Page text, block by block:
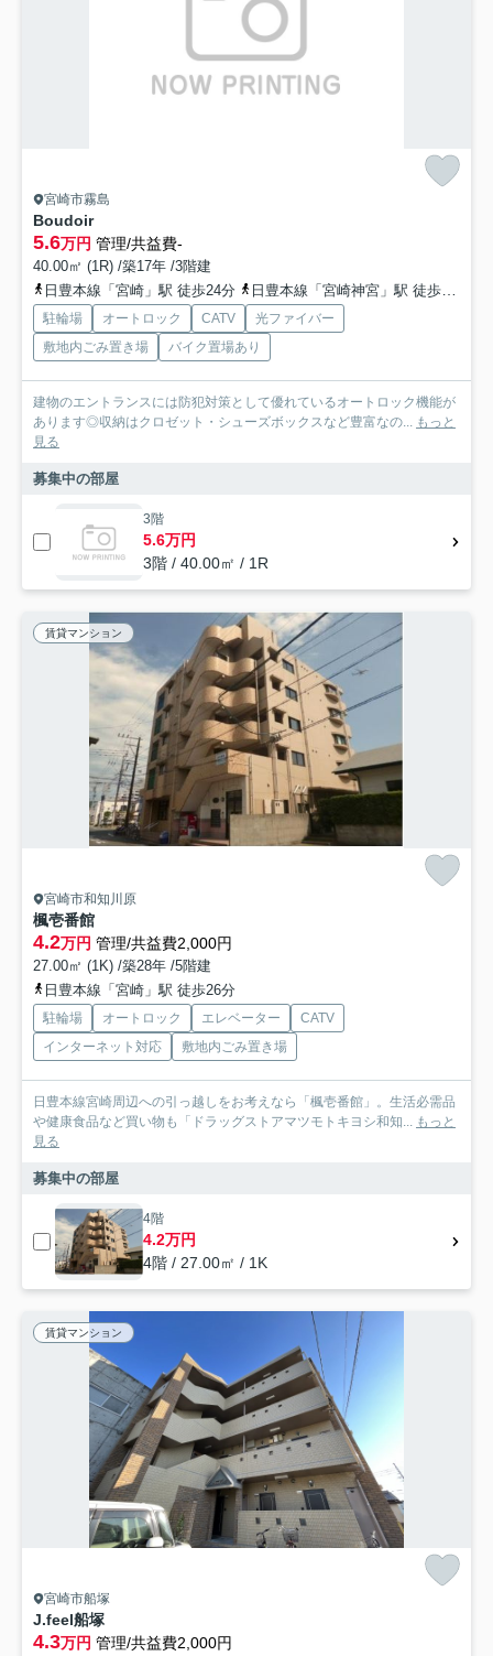
宮崎市霧島
Boudoir
5.6万円 管理/共益費-
40.00㎡ (1R) /築17年 /3階建
日豊本線「宮崎」駅 徒歩24分
日豊本線「宮崎神宮」駅 徒歩28分
駐輪場 オートロック CATV
光ファイバー
敷地内ごみ置き場
バイク置場あり
建物のエントランスには防犯対策として優れているオートロック機能が
あります◎収納はクロゼット・シューズボックスなど豊富なの... もっと
見る
募集中の部屋
3階
5.6万円
3階 / 40.00㎡ / 1R
賃貸マンション
宮崎市和知川原
楓壱番館
4.2万円 管理/共益費2,000円
27.00㎡ (1K) /築28年 /5階建
日豊本線「宮崎」駅 徒歩26分
駐輪場 オートロック エレベーター
CATV
インターネット対応
敷地内ごみ置き場
日豊本線宮崎周辺への引っ越しをお考えなら「楓壱番館」。生活必需品
や健康食品など買い物も「ドラッグストアマツモトキヨシ和知... もっと
見る
募集中の部屋
4階
4.2万円
4階 / 27.00㎡ / 1K
賃貸マンション
宮崎市船塚
J.feel船塚
4.3万円 管理/共益費2,000円